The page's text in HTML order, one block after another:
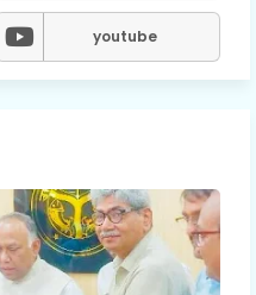
youtube